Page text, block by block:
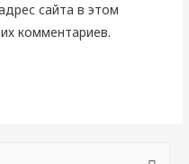
сайта в этом
комментариев.